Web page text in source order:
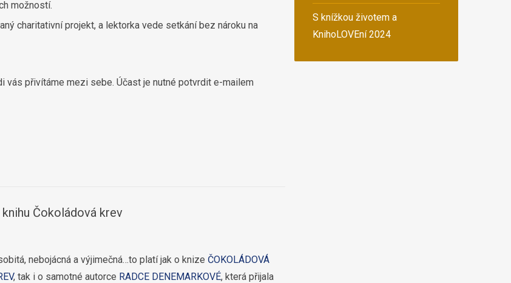
možností.
charitativní projekt, a lektorka vede setkání bez nároku na
vás přivítáme mezi sebe. Účast je nutné potvrdit e-mailem
Čokoládová krev
nebojácná a výjimečná…to platí jak o knize ČOKOLÁDOVÁ
, tak i o samotné autorce RADCE DENEMARKOVÉ, která přijala
S knížkou životem a
KnihoLOVEní 2024